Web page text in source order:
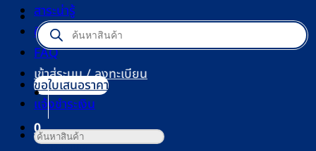
Products
search
เข้าสู่ระบบ / ลงทะเบียน
0
ตะกร้าสินค้า
สาระน่ารู้
ติดต่อเรา
FAQ
ขอใบเสนอราคา
แจ้งชำระเงิน
ค้นหา: